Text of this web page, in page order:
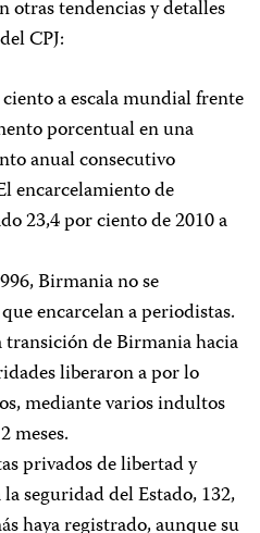
otras tendencias y detalles
CPJ:
a escala mundial frente
porcentual en una
anual consecutivo
encarcelamiento de
23,4 por ciento de 2010 a
Birmania no se
encarcelan a periodistas.
de Birmania hacia
liberaron a por lo
mediante varios indultos
meses.
privados de libertad y
seguridad del Estado, 132,
haya registrado, aunque su